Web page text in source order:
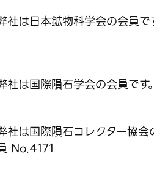
社は日本鉱物科学会の会員で
社は国際隕石学会の会員です
社は国際隕石コレクター協会
No.4171